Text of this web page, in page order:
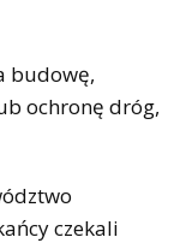
budowę,
ochronę dróg,
czekali